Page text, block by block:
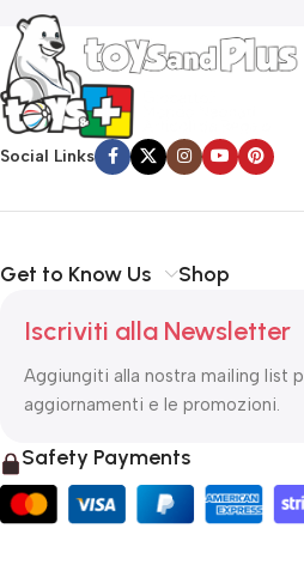
Social Links
Get to Know Us Shop
Iscriviti alla Newsletter
Aggiungiti alla nostra mailing list
aggiornamenti e le promozioni.
Safety Payments